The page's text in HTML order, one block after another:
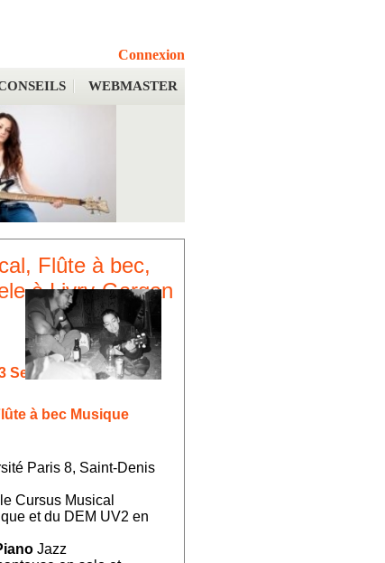
Connexion
WEBMASTER
Flûte à bec,
à Livry-Gargan
Seine-Saint-Denis
à bec Musique
Paris 8, Saint-Denis
Cursus Musical
et du DEM UV2 en
Jazz